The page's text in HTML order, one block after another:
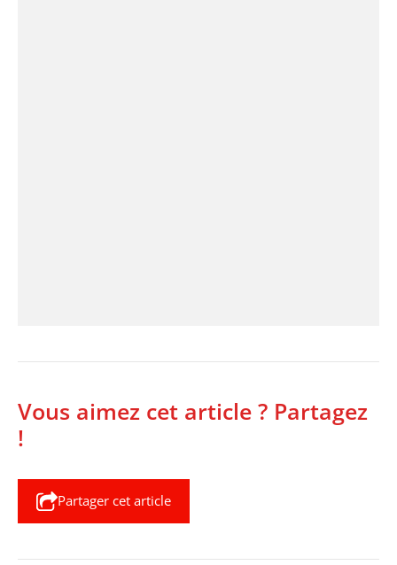
Vous aimez cet article ? Partagez
!
Partager cet article